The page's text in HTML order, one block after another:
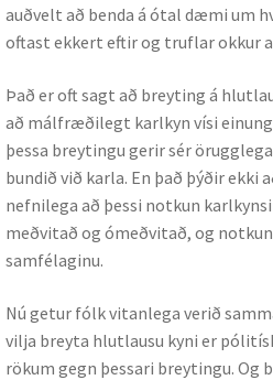
auðvelt að benda á ótal dæmi um
oftast ekkert eftir og truflar okkur
Það er oft sagt að breyting á
að málfræðilegt karlkyn vísi
þessa breytingu gerir sér
bundið við karla. En það þýðir
nefnilega að þessi notkun
meðvitað og ómeðvitað, og
samfélaginu.
Nú getur fólk vitanlega verið
vilja breyta hlutlausu kyni er
rökum gegn þessari breytingu. Og